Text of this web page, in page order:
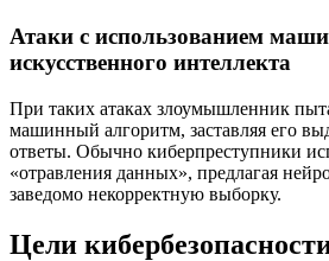
Атаки с использованием
искусственного интеллекта
При таких атаках злоумышленник
машинный алгоритм, заставляя его
ответы. Обычно киберпреступники
«отравления данных», предлагая
заведомо некорректную выборку.
Цели